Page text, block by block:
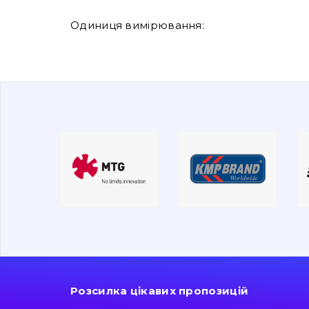
Одиниця вимірювання:
Розсилка цікавих пропозицій